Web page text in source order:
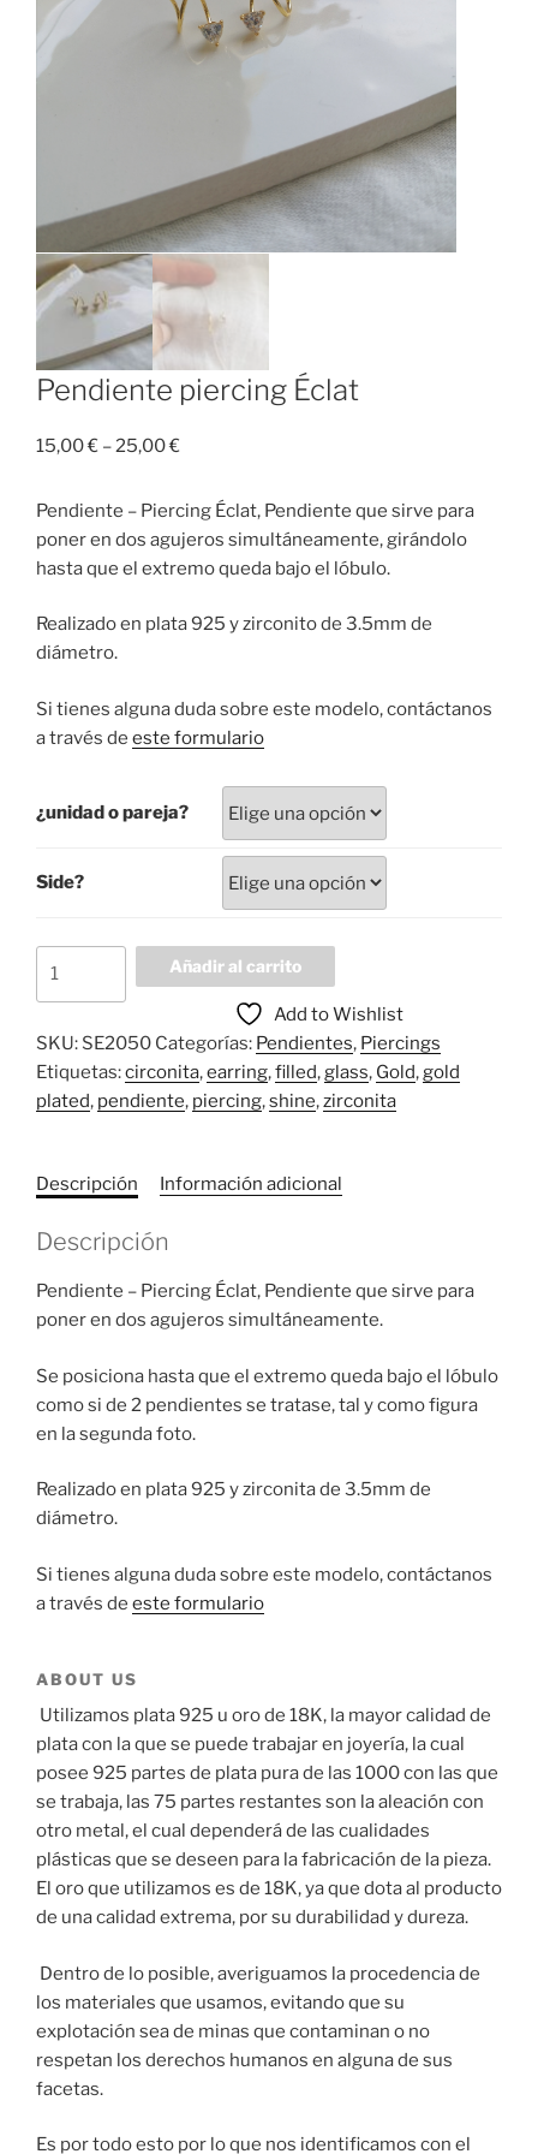
Pendiente piercing Éclat
15,00€ – 25,00€
Pendiente – Piercing Éclat, Pendiente que sirve para
poner en dos agujeros simultáneamente, girándolo
hasta que el extremo queda bajo el lóbulo.
Realizado en plata 925 y zirconito de 3.5mm de
diámetro.
Si tienes alguna duda sobre este modelo, contáctanos
a través de este formulario
¿unidad o pareja?
Side?
cantidad
Añadir al carrito
Add to Wishlist
SKU: SE2050 Categorías: Pendientes, Piercings
Etiquetas:circonita,earring,filled,glass, Gold,gold
plated, pendiente, piercing,shine,zirconita
Descripción Información adicional
Descripción
Pendiente – Piercing Éclat, Pendiente que sirve para
poner en dos agujeros simultáneamente.
Se posiciona hasta que el extremo queda bajo el lóbulo
como si de 2 pendientes se tratase, tal y como figura
en la segunda foto.
Realizado en plata 925 y zirconita de 3.5mm de
diámetro.
Si tienes alguna duda sobre este modelo, contáctanos
a través de este formulario
ABOUT US
Utilizamos plata 925 u oro de 18K, la mayor calidad de
plata con la que se puede trabajar en joyería, la cual
posee 925 partes de plata pura de las 1000 con las que
se trabaja, las 75 partes restantes son la aleación con
otro metal, el cual dependerá de las cualidades
plásticas que se deseen para la fabricación de la pieza.
El oro que utilizamos es de 18K, ya que dota al producto
de una calidad extrema, por su durabilidad y dureza.
Dentro de lo posible, averiguamos la procedencia de
los materiales que usamos, evitando que su
explotación sea de minas que contaminan o no
respetan los derechos humanos en alguna de sus
facetas.
Es por todo esto por lo que nos identificamos con el